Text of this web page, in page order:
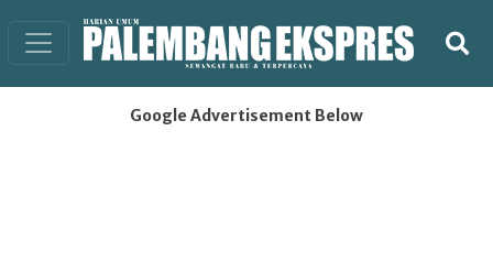
Google Advertisement Below